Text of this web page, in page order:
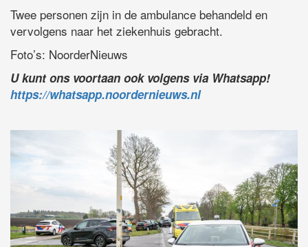
Twee personen zijn in de ambulance behandeld en
vervolgens naar het ziekenhuis gebracht.
Foto’s: NoorderNieuws
U kunt ons voortaan ook volgens via Whatsapp!
https://whatsapp.noordernieuws.nl